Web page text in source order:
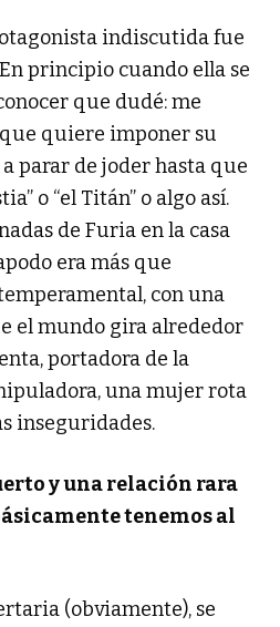
indiscutida fue
principio cuando ella se
que dudé: me
quiere imponer su
parar de joder hasta que
o “el Titán” o algo así.
de Furia en la casa
era más que
con una
el mundo gira alrededor
portadora de la
una mujer rota
inseguridades.
y una relación rara
tenemos al
(obviamente), se